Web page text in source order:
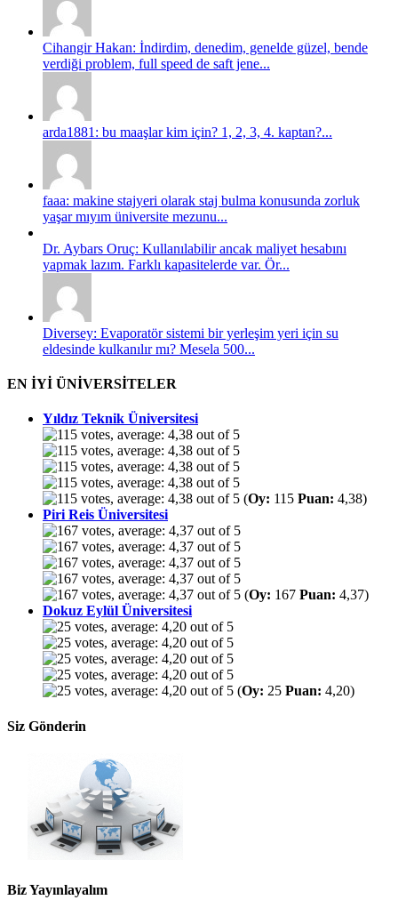
Cihangir Hakan: İndirdim, denedim, genelde güzel, bende
verdiği problem, full speed de saft jene...
arda1881: bu maaşlar kim için? 1, 2, 3, 4. kaptan?...
faaa: makine stajyeri olarak staj bulma konusunda zorluk
yaşar mıyım üniversite mezunu...
Dr. Aybars Oruç: Kullanılabilir ancak maliyet hesabını
yapmak lazım. Farklı kapasitelerde var. Ör...
Diversey: Evaporatör sistemi bir yerleşim yeri için su
eldesinde kulkanılır mı? Mesela 500...
EN İYİ ÜNİVERSİTELER
Yıldız Teknik Üniversitesi
(Oy: 115 Puan: 4,38)
Piri Reis Üniversitesi
(Oy: 167 Puan: 4,37)
Dokuz Eylül Üniversitesi
(Oy: 25 Puan: 4,20)
Siz Gönderin
Biz Yayınlayalım